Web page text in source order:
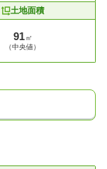
土地面積
91 ㎡
（中央値）